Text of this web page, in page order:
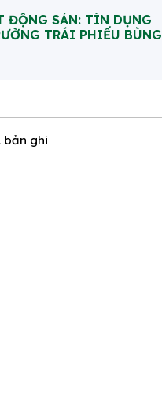
ĐỘNG SẢN: TÍN DỤNG
TRÁI PHIẾU BÙNG
bản ghi